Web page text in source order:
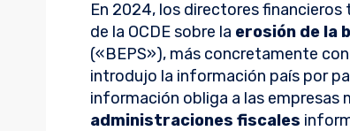
En 2024, los directores
de la OCDE sobre la erosión de la
(«BEPS»), más concretamente
introdujo la información país por
información obliga a las empresas
administraciones fiscales